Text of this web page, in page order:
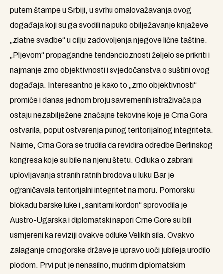
putem štampe u Srbiji, u svrhu omalovažavanja ovog
događaja koji su ga svodili na puko obilježavanje knjaževe
„zlatne svadbe“ u cilju zadovoljenja njegove lične taštine.
„Pljevom“ propagandne tendencioznosti željelo se prikriti i
najmanje zrno objektivnosti i svjedočanstva o suštini ovog
događaja. Interesantno je kako to „zrno objektivnosti“
promiče i danas jednom broju savremenih istraživača pa
ostaju nezabilježene značajne tekovine koje je Crna Gora
ostvarila, poput ostvarenja punog teritorijalnog integriteta.
Naime, Crna Gora se trudila da revidira odredbe Berlinskog
kongresa koje su bile na njenu štetu. Odluka o zabrani
uplovljavanja stranih ratnih brodova u luku Bar je
ograničavala teritorijalni integritet na moru. Pomorsku
blokadu barske luke i „sanitarni kordon“ sprovodila je
Austro-Ugarska i diplomatski napori Crne Gore su bili
usmjereni ka reviziji ovakve odluke Velikih sila. Ovakvo
zalaganje crnogorske države je upravo uoči jubileja urodilo
plodom. Prvi put je nenasilno, mudrim diplomatskim